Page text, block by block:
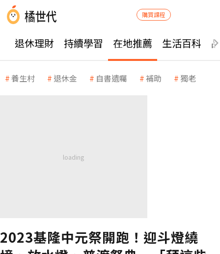
購買課程
退休理財 持續學習 在地推薦 生活百科
養生村 退休金 自書遺囑 補助 獨老
2023基隆中元祭開跑！迎斗燈繞